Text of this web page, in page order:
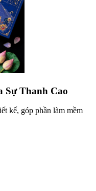
Sự Thanh Cao
kế, góp phần làm mềm